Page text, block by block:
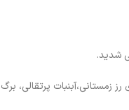
شدید.
زمستانی،آبنبات پرتقالی، برگ